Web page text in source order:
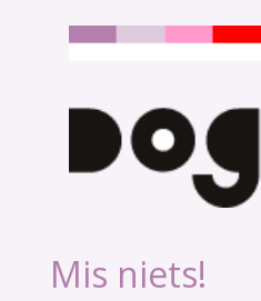
Mis niets!